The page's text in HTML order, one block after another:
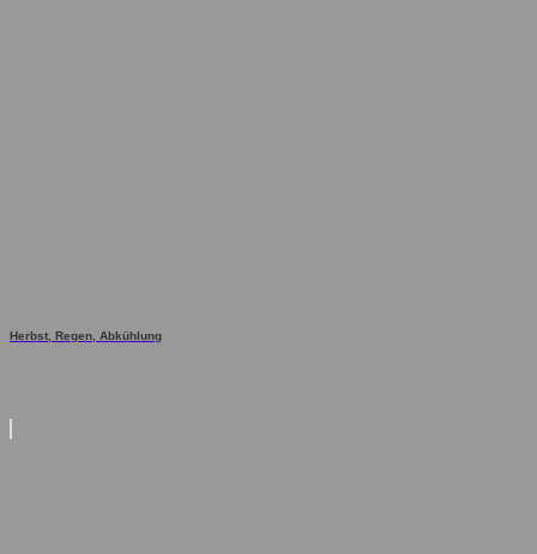
Herbst, Regen, Abkühlung